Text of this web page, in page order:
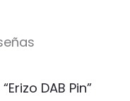
DAB Pin”